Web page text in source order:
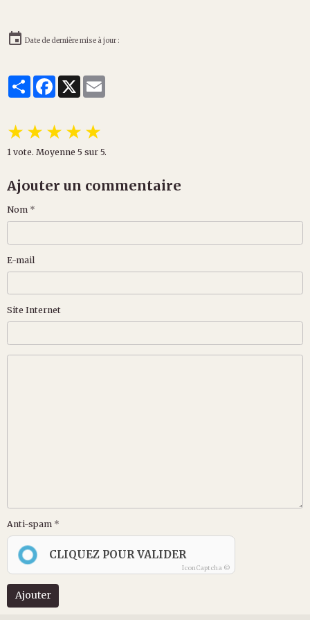
Date de dernière mise à jour :
PartagerFacebook
X
★★★★★
1 vote. Moyenne 5 sur 5.
Ajouter un commentaire
Nom
E-mail
Site Internet
Anti-spam
CLIQUEZ POUR VALIDER
IconCaptcha ©
Ajouter